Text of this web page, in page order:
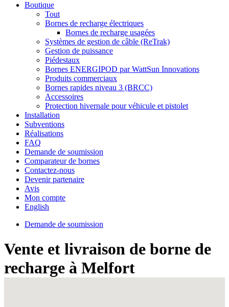
Boutique
Tout
Bornes de recharge électriques
Bornes de recharge usagées
Systèmes de gestion de câble (ReTrak)
Gestion de puissance
Piédestaux
Bornes ENERGIPOD par WattSun Innovations
Produits commerciaux
Bornes rapides niveau 3 (BRCC)
Accessoires
Protection hivernale pour véhicule et pistolet
Installation
Subventions
Réalisations
FAQ
Demande de soumission
Comparateur de bornes
Contactez-nous
Devenir partenaire
Avis
Mon compte
English
Demande de soumission
Vente et livraison de borne de
recharge à Melfort